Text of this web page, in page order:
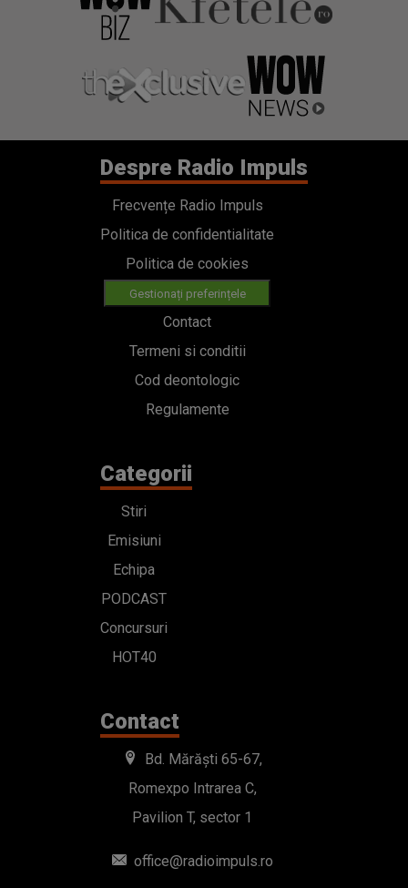
Despre Radio Impuls
Frecvențe Radio Impuls
Politica de confidentialitate
Politica de cookies
Gestionați preferințele
Contact
Termeni si conditii
Cod deontologic
Regulamente
Categorii
Stiri
Emisiuni
Echipa
PODCAST
Concursuri
HOT40
Contact
Bd. Mărăști 65-67,
Romexpo Intrarea C,
Pavilion T, sector 1
office@radioimpuls.ro